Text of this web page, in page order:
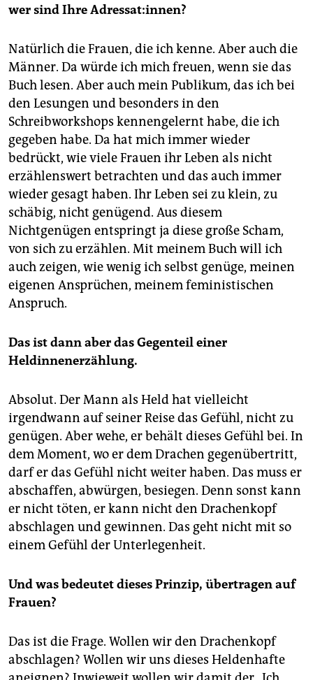
wer sind Ihre Adressat:innen?
Natürlich die Frauen, die ich kenne. Aber auch die
Männer. Da würde ich mich freuen, wenn sie das
Buch lesen. Aber auch mein Publikum, das ich bei
den Lesungen und besonders in den
Schreibworkshops kennengelernt habe, die ich
gegeben habe. Da hat mich immer wieder
bedrückt, wie viele Frauen ihr Leben als nicht
erzählenswert betrachten und das auch immer
wieder gesagt haben. Ihr Leben sei zu klein, zu
schäbig, nicht genügend. Aus diesem
Nichtgenügen entspringt ja diese große Scham,
von sich zu erzählen. Mit meinem Buch will ich
auch zeigen, wie wenig ich selbst genüge, meinen
eigenen Ansprüchen, meinem feministischen
Anspruch.
Das ist dann aber das Gegenteil einer
Heldinnenerzählung.
Absolut. Der Mann als Held hat vielleicht
irgendwann auf seiner Reise das Gefühl, nicht zu
genügen. Aber wehe, er behält dieses Gefühl bei. In
dem Moment, wo er dem Drachen gegenübertritt,
darf er das Gefühl nicht weiter haben. Das muss er
abschaffen, abwürgen, besiegen. Denn sonst kann
er nicht töten, er kann nicht den Drachenkopf
abschlagen und gewinnen. Das geht nicht mit so
einem Gefühl der Unterlegenheit.
Und was bedeutet dieses Prinzip, übertragen auf
Frauen?
Das ist die Frage. Wollen wir den Drachenkopf
abschlagen? Wollen wir uns dieses Heldenhafte